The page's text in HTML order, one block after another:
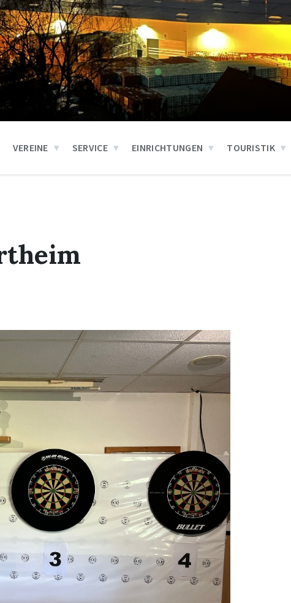
VEREINE SERVICE EINRICHTUNGEN TOURISTIK